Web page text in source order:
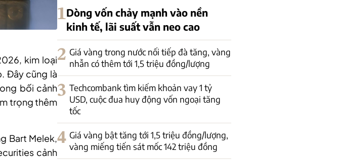
kim loại
Đây cũng là
bối cảnh
trọng thêm
Bart Melek,
cảnh
1Dòng vốn chảy mạnh vào nền
kinh tế, lãi suất vẫn neo cao
2 Giá vàng trong nước nối tiếp đà tăng, vàng
nhẫn có thêm tới 1,5 triệu đồng/lượng
3 Techcombank tìm kiếm khoản vay 1 tỷ
USD, cuộc đua huy động vốn ngoại tăng
tốc
4 Giá vàng bật tăng tới 1,5 triệu đồng/lượng,
vàng miếng tiến sát mốc 142 triệu đồng